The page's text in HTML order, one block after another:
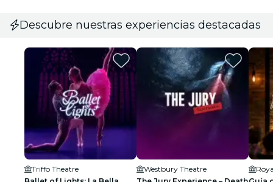
Descubre nuestras experiencias destacadas
Triffo Theatre
Westbury Theatre